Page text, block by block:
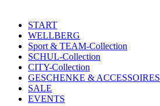
START
WELLBERG
Sport & TEAM-Collection
SCHUL-Collection
CITY-Collection
GESCHENKE & ACCESSOIRES
SALE
EVENTS